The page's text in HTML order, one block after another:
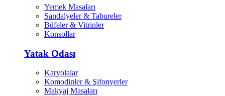
Yemek Masaları
Sandalyeler & Tabureler
Büfeler & Vitrinler
Konsollar
Yatak Odası
Karyolalar
Komodinler & Şifonyerler
Makyaj Masaları